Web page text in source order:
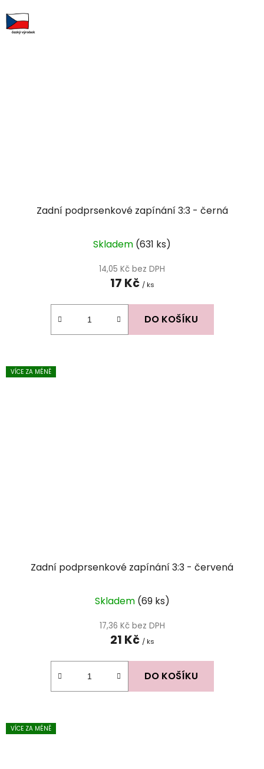
Zadní podprsenkové zapínání 3:3 - černá
Skladem (631 ks)
14,05 Kč bez DPH
17 Kč / ks
DO KOŠÍKU
VÍCE ZA MÉNĚ
Zadní podprsenkové zapínání 3:3 - červená
hodnocení
produktu
je
Skladem (69 ks)
17,36 Kč bez DPH
21 Kč / ks
DO KOŠÍKU
VÍCE ZA MÉNĚ